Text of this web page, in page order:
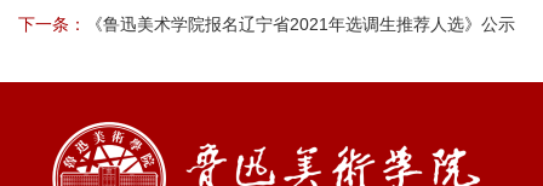
下一条： 《鲁迅美术学院报名辽宁省2021年选调生推荐人选》公示